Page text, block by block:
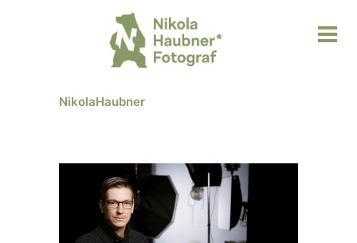
NikolaHaubner